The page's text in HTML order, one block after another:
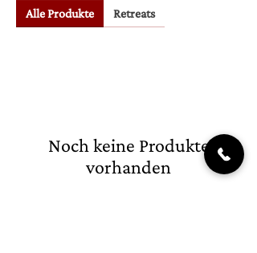
Alle Produkte Retreats
Noch keine Produkte
vorhanden